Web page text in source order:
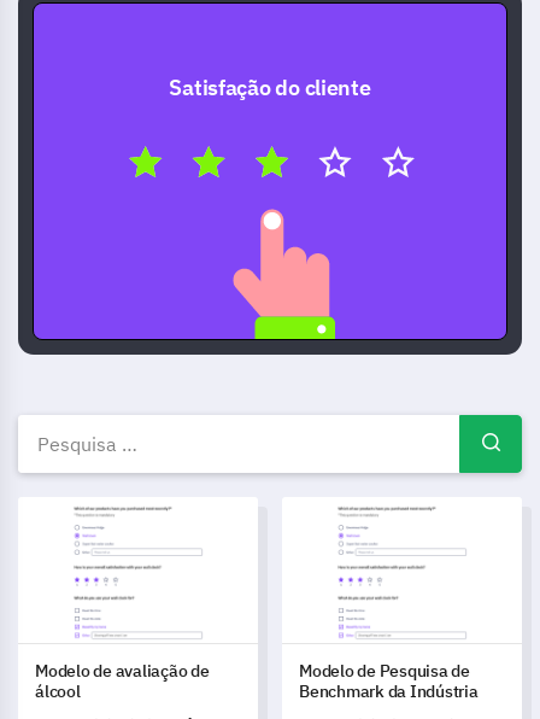
Satisfação do cliente
Modelos de questionários
Modelo de avaliação de álcool
Modelo de avaliação de
álcool
Modelo de Pesquisa de
Modelo de Pesquisa de
Benchmark da Indústria